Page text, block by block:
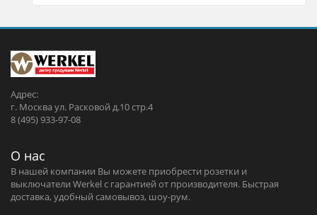
Адрес:
г. Москва ул. Расковой д.10 стр.4
8 (495) 933-97-08
О нас
В нашей компании Вы можете приобрести розетки и
выключатели Werkel c гарантией от производителя. Быстрая
доставка, удобный самовывоз, шоу-рум.